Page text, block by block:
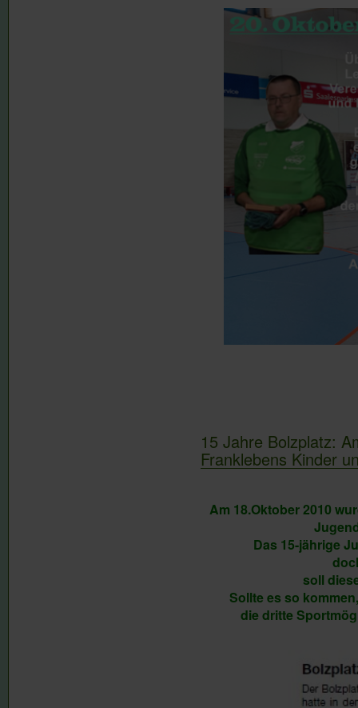
15 Jahre Bolzplatz:
Franklebens Kinder
Am 18.Oktober 2010
Das 15-jährige
soll
Sollte es so
die dritte